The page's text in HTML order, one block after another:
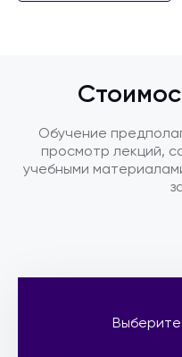
Обучение
просмотр лекций,
учебными